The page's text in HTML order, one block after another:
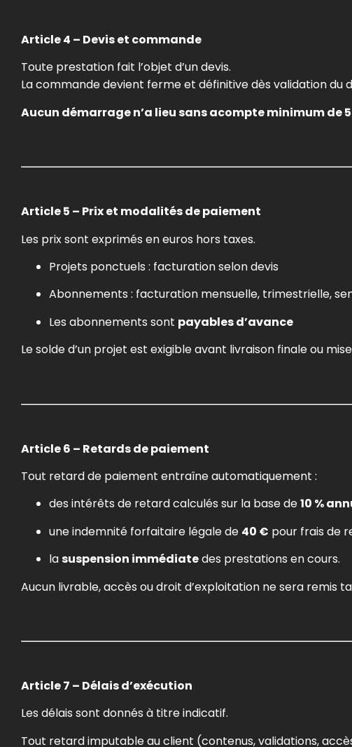
Article 4 – Devis et commande
Toute prestation fait l’objet d’un devis.
La commande devient ferme et définitive dès validation du
Aucun démarrage n’a lieu sans acompte minimum de
Article 5 – Prix et modalités de paiement
Les prix sont exprimés en euros hors taxes.
Projets ponctuels : facturation selon devis
Abonnements : facturation mensuelle, trimestrielle,
Les abonnements sont payables d’avance
Le solde d’un projet est exigible avant livraison finale ou
Article 6 – Retards de paiement
Tout retard de paiement entraîne automatiquement :
des intérêts de retard calculés sur la base de10 %
une indemnité forfaitaire légale de 40 € pour frais de
lasuspension immédiatedes prestations en cours.
Aucun livrable, accès ou droit d’exploitation ne sera remis
Article 7 – Délais d’exécution
Les délais sont donnés à titre indicatif.
Tout retard imputable au client (contenus, validations,